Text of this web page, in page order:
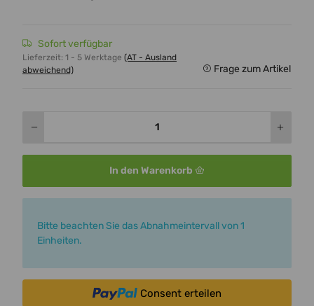
Sofort verfügbar
Lieferzeit: 1 - 5 Werktage (AT - Ausland
abweichend)
Frage zum Artikel
In den Warenkorb
Bitte beachten Sie das Abnahmeintervall von 1
Einheiten.
Consent erteilen